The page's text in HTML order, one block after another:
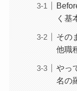
く基
その
他職
やっ
名の